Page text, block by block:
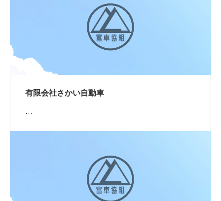
有限会社さかい自動車
…